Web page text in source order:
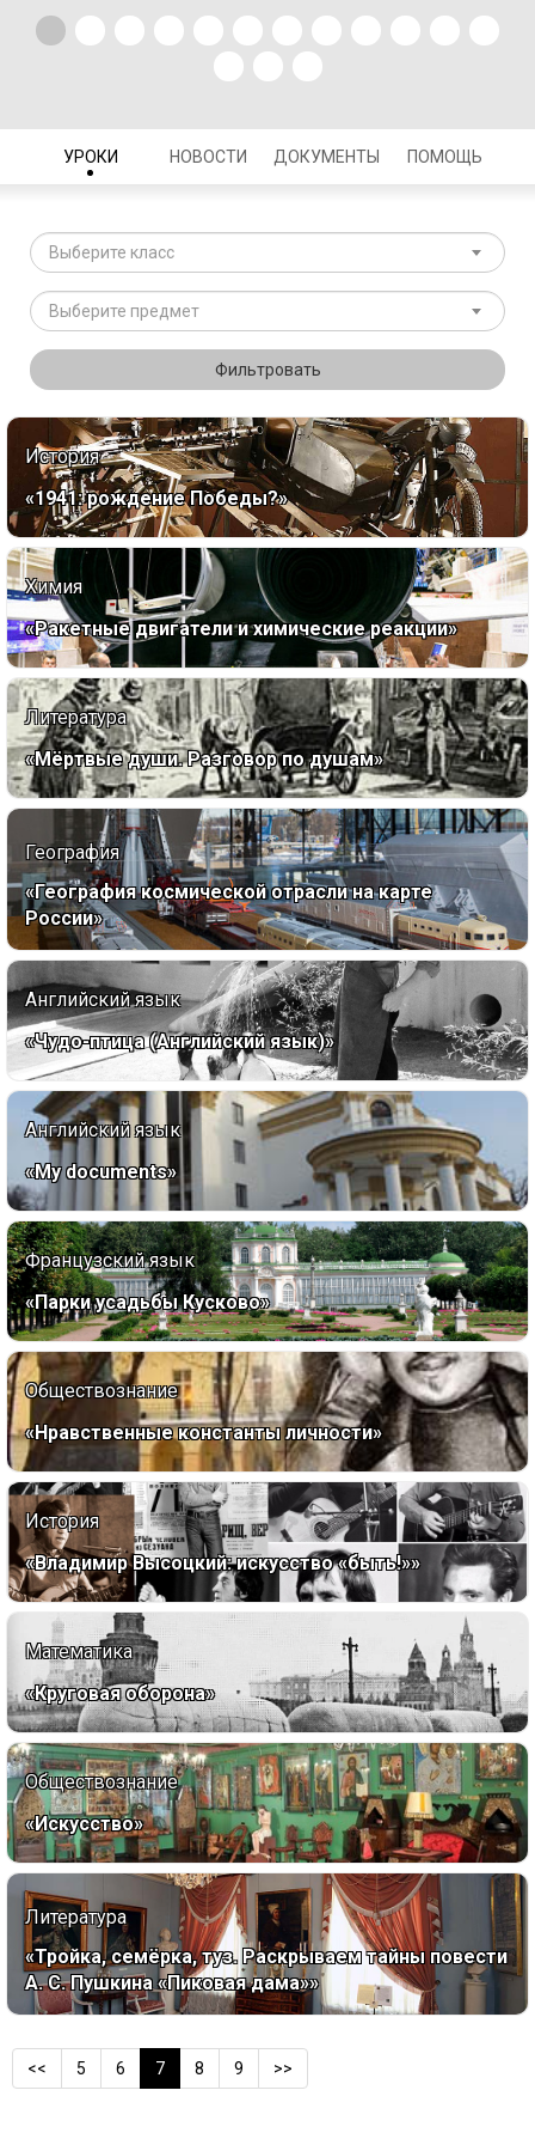
УРОКИ НОВОСТИ ДОКУМЕНТЫ ПОМОЩЬ
Выберите класс
Выберите предмет
Фильтровать
История
«1941: рождение Победы?»
Химия
«Ракетные двигатели и химические реакции»
Литература
«Мёртвые души. Разговор по душам»
География
«География космической отрасли на карте
России»
Английский язык
«Чудо-птица (Английский язык)»
Английский язык
«My documents»
Французский язык
«Парки усадьбы Кусково»
Обществознание
«Нравственные константы личности»
История
«Владимир Высоцкий: искусство «быть!»»
Математика
«Круговая оборона»
Обществознание
«Искусство»
Литература
«Тройка, семёрка, туз. Раскрываем тайны повести
А. С. Пушкина «Пиковая дама»»
<< 5 6 7 8 9 >>